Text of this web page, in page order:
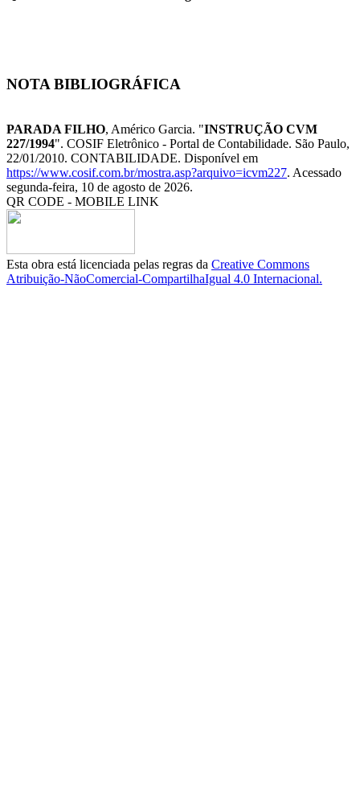
NOTA BIBLIOGRÁFICA
PARADA FILHO, Américo Garcia. "INSTRUÇÃO CVM
227/1994". COSIF Eletrônico - Portal de Contabilidade. São Paulo,
22/01/2010. CONTABILIDADE. Disponível em
https://www.cosif.com.br/mostra.asp?arquivo=icvm227. Acessado
segunda-feira, 10 de agosto de 2026.
QR CODE - MOBILE LINK
Esta obra está licenciada pelas regras da Creative Commons
Atribuição-NãoComercial-CompartilhaIgual 4.0 Internacional.